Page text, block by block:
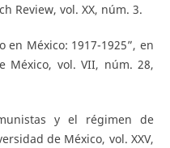
Review, vol. XX, núm. 3.
en México: 1917-1925”, en
México, vol. VII, núm. 28,
y el régimen de
de México, vol. XXV,